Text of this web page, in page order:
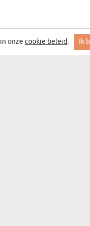
onze cookie beleid. Ik